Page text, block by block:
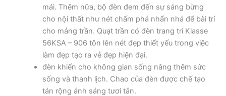
mái. Thêm nữa, bộ đèn đem đến sự sáng bừng
cho nội thất như nét chấm phá nhấn nhá để bài trí
cho mảng trần. Quạt trần có đèn trang trí Klasse
56KSA – 906 tôn lên nét đẹp thiết yếu trong việc
làm đẹp tạo ra vẻ đẹp hiện đại.
đèn khiến cho không gian sống nâng thêm sức
sống và thanh lịch. Chao của đèn được chế tạo
tán rộng ánh sáng tươi tắn.